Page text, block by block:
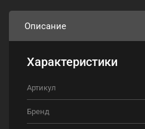
Описание
Характеристики
Артикул
Бренд